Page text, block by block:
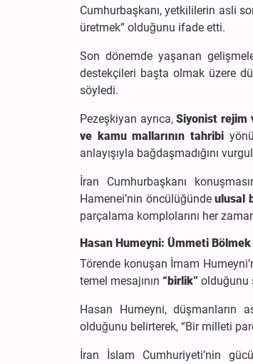
Cumhurbaşkanı, yetkililerin asli
üretmek” olduğunu ifade etti.
Son dönemde yaşanan
destekçileri başta olmak üzere
söyledi.
Pezeşkiyan ayrıca,Siyonist rejim
ve kamu mallarının tahribi
anlayışıyla bağdaşmadığını
İran Cumhurbaşkanı
Hamenei’nin öncülüğünde ulusal
parçalama komplolarını her
Hasan Humeyni: Ümmeti
Törende konuşan İmam
temel mesajının “birlik” olduğunu
Hasan Humeyni, düşmanların
olduğunu belirterek, “Bir milleti
İran İslam Cumhuriyeti’nin